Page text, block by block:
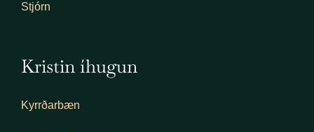
Stjórn
Kristin íhugun
Kyrrðarbæn